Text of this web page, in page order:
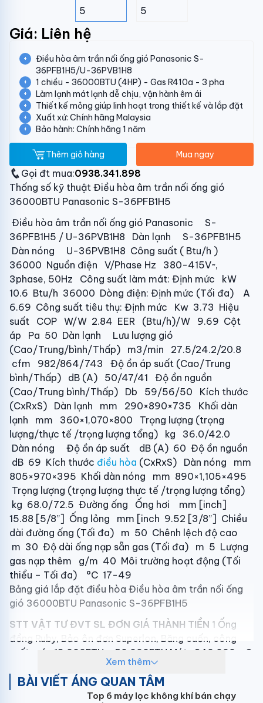
Giá: Liên hệ
Điều hòa âm trần nối ống gió Panasonic S-
36PFB1H5/U-36PVB1H8
1 chiều - 36000BTU (4HP) - Gas R410a - 3 pha
Làm lạnh mát lạnh dễ chịu, vận hành êm ái
Thiết kế mỏng giúp linh hoạt trong thiết kế và lắp đặt
Xuất xứ: Chính hãng Malaysia
Bảo hành: Chính hãng 1 năm
Thêm giỏ hàng Mua ngay
Gọi đt mua:0938.341.898
Thống số kỹ thuật Điều hòa âm trần nối ống gió
36000BTU Panasonic S-36PFB1H5
Điều hòa âm trần nối ống gió Panasonic S-
36PFB1H5 / U-36PVB1H8 Dàn lạnh S-36PFB1H5
Dàn nóng U-36PVB1H8 Công suất ( Btu/h )
36000 Nguồn điện V/Phase Hz 380-415V~,
3phase, 50Hz Công suất làm mát: Định mức kW
10.6 Btu/h 36000 Dòng điện: Định mức (Tối đa) A
6.69 Công suất tiêu thụ: Định mức Kw 3.73 Hiệu
suất COP W/W 2.84 EER (Btu/h)/W 9.69 Cột
áp Pa 50 Dàn lạnh Lưu lượng gió
(Cao/Trung/bình/Thấp) m3/min 27.5/24.2/20.8
cfm 982/864/743 Độ ồn áp suất (Cao/Trung
bình/Thấp) dB (A) 50/47/41 Độ ồn nguồn
(Cao/Trung bình/Thấp) Db 59/56/50 Kích thước
(CxRxS) Dàn lạnh mm 290×890×735 Khối dàn
lạnh mm 360×1,070×800 Trọng lượng (trọng
lượng/thực tế /trọng lượng tổng) kg 36.0/42.0
Dàn nóng Độ ồn áp suất dB (A) 60 Độ ồn nguồn
dB 69 Kích thước điều hòa (CxRxS) Dàn nóng mm
805×970×395 Khối dàn nóng mm 890×1,105×495
Trọng lượng (trọng lượng thực tế /trọng lượng tổng)
kg 68.0/72.5 Đường ống Ống hơi mm [inch]
15.88 [5/8”] Ống lỏng mm [inch 9.52 [3/8”] Chiều
dài đường ống (Tối đa) m 50 Chênh lệch độ cao
m 30 Độ dài ống nạp sẵn gas (Tối đa) m 5 Lượng
gas nạp thêm g/m 40 Môi trường hoạt động (Tối
thiểu – Tối đa) °C 17-49
Bảng giá lắp đặt điều hòa Điều hòa âm trần nối ống
gió 36000BTU Panasonic S-36PFB1H5
STT VẬT TƯ ĐVT SL ĐƠN GIÁ THÀNH TIỀN 1 Ống
đồng Ruby, Bảo ôn đơn Superlon, Băng cuốn, công
suất máy 13.000BTU - 50.000BTU Mét 240,000 - 2
Giá đỡ cục nóng Bộ 250,000 - 3 Công lắp máy nối
ống gió Bộ 550,000 - 4 Dây điện 2x1.5 Trần Phú Mét
15,000 - 5 Dây điện 2x2.5 Trần Phú Mét 20,000 - 6
Xem thêm
BÀI VIẾT ÁNG QUAN TÂM
Top 6 máy lọc không khí bán chạy